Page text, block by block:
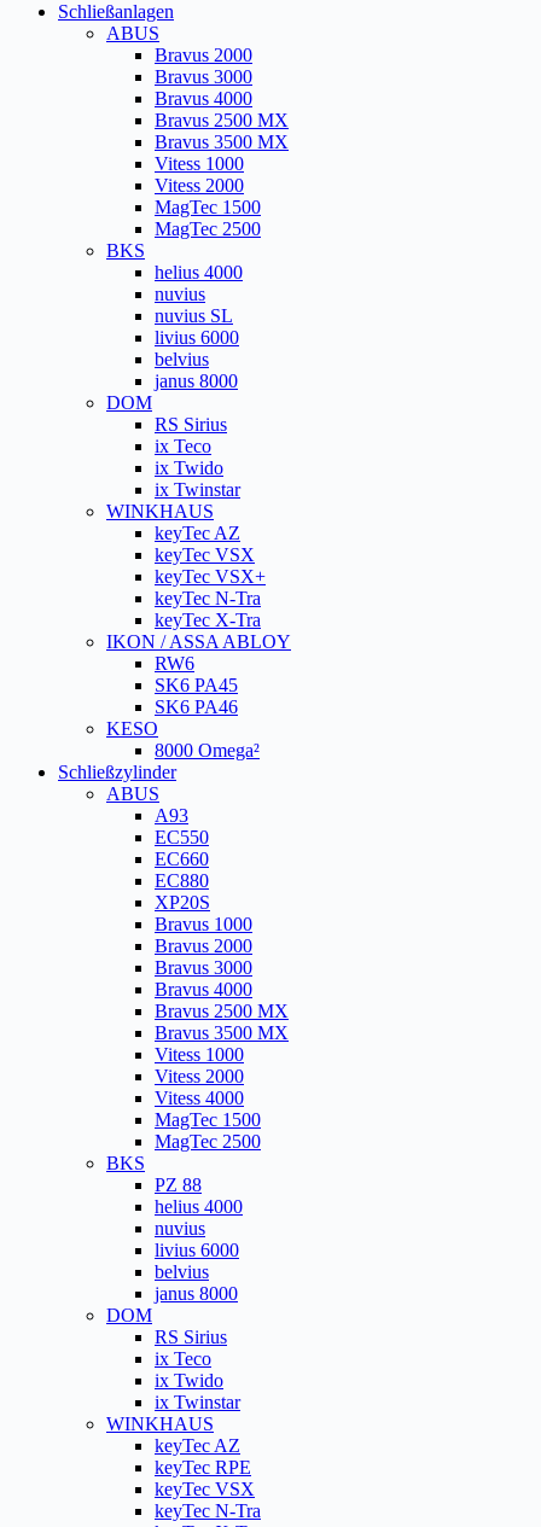
Schließanlagen
ABUS
Bravus 2000
Bravus 3000
Bravus 4000
Bravus 2500 MX
Bravus 3500 MX
Vitess 1000
Vitess 2000
MagTec 1500
MagTec 2500
BKS
helius 4000
nuvius
nuvius SL
livius 6000
belvius
janus 8000
DOM
RS Sirius
ix Teco
ix Twido
ix Twinstar
WINKHAUS
keyTec AZ
keyTec VSX
keyTec VSX+
keyTec N-Tra
keyTec X-Tra
IKON / ASSA ABLOY
RW6
SK6 PA45
SK6 PA46
KESO
8000 Omega²
Schließzylinder
ABUS
A93
EC550
EC660
EC880
XP20S
Bravus 1000
Bravus 2000
Bravus 3000
Bravus 4000
Bravus 2500 MX
Bravus 3500 MX
Vitess 1000
Vitess 2000
Vitess 4000
MagTec 1500
MagTec 2500
BKS
PZ 88
helius 4000
nuvius
livius 6000
belvius
janus 8000
DOM
RS Sirius
ix Teco
ix Twido
ix Twinstar
WINKHAUS
keyTec AZ
keyTec RPE
keyTec VSX
keyTec N-Tra